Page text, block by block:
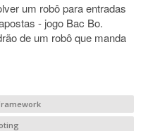
um robô para entradas
- jogo Bac Bo.
de um robô que manda